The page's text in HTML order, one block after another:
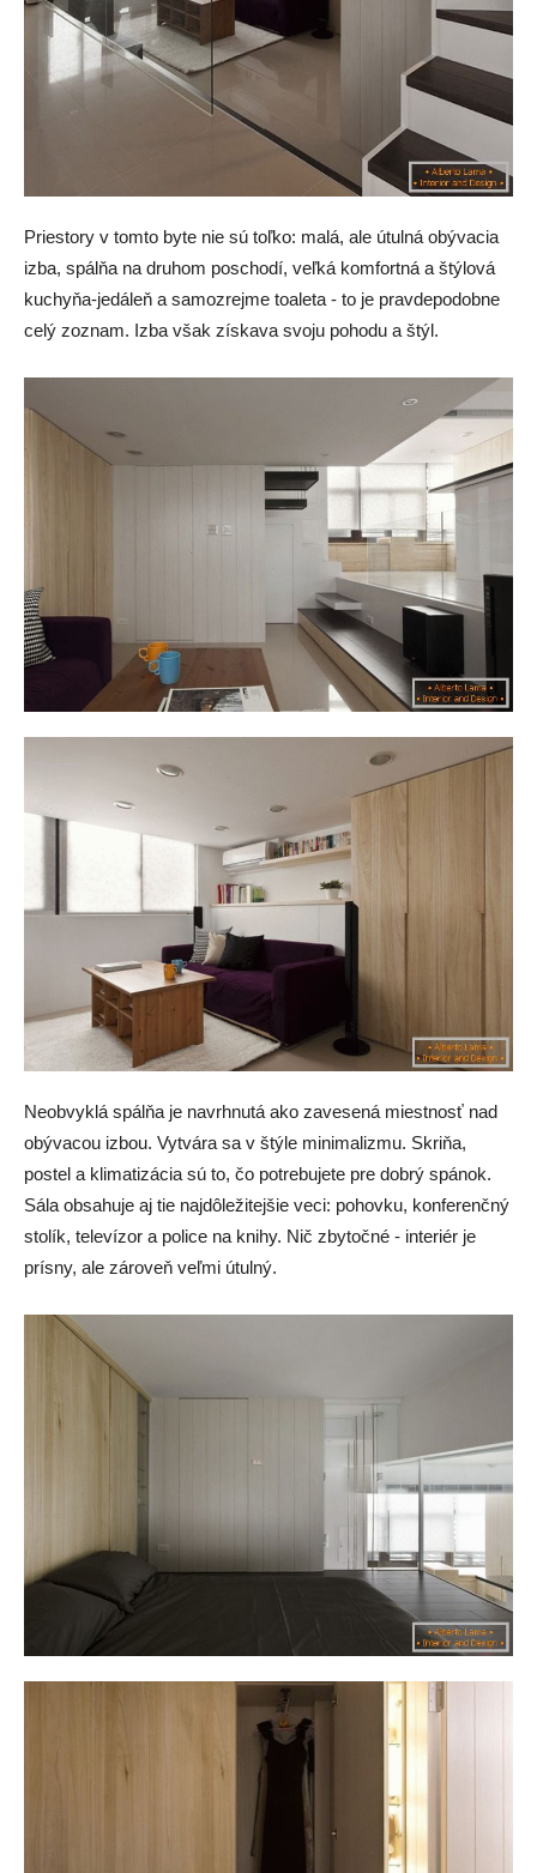
Priestory v tomto byte nie sú toľko: malá, ale útulná obývacia
izba, spálňa na druhom poschodí, veľká komfortná a štýlová
kuchyňa-jedáleň a samozrejme toaleta - to je pravdepodobne
celý zoznam. Izba však získava svoju pohodu a štýl.
Neobvyklá spálňa je navrhnutá ako zavesená miestnosť nad
obývacou izbou. Vytvára sa v štýle minimalizmu. Skriňa,
postel a klimatizácia sú to, čo potrebujete pre dobrý spánok.
Sála obsahuje aj tie najdôležitejšie veci: pohovku, konferenčný
stolík, televízor a police na knihy. Nič zbytočné - interiér je
prísny, ale zároveň veľmi útulný.